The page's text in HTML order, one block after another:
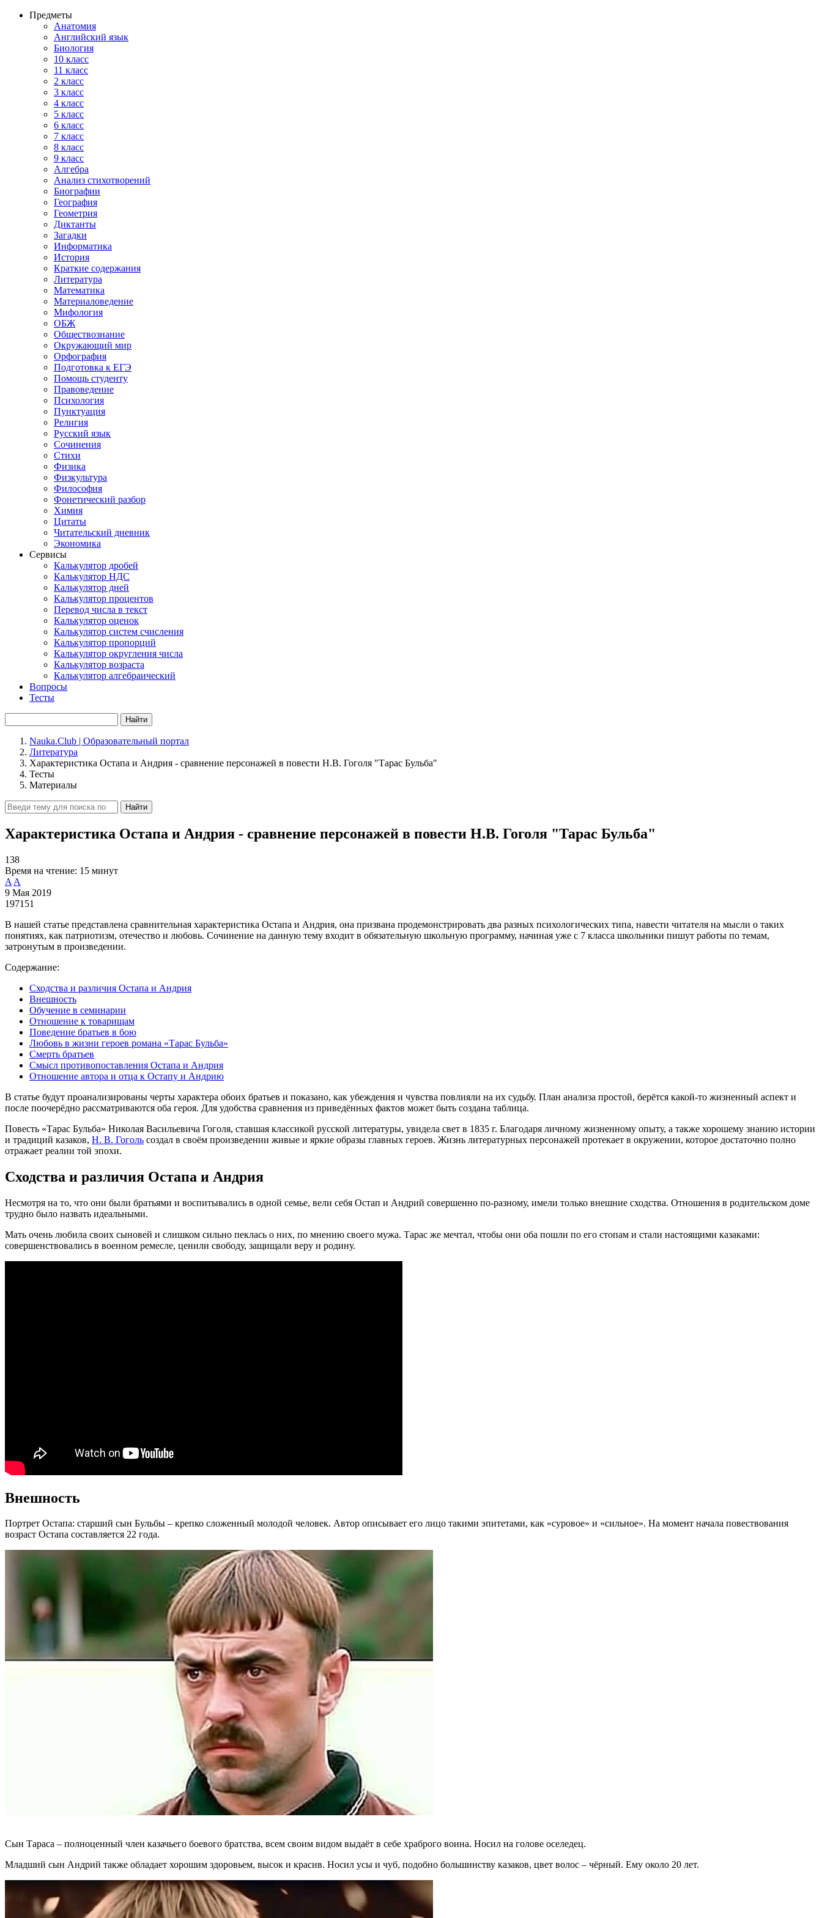
Предметы
Анатомия
Английский язык
Биология
10 класс
11 класс
2 класс
3 класс
4 класс
5 класс
6 класс
7 класс
8 класс
9 класс
Алгебра
Анализ стихотворений
Биографии
География
Геометрия
Диктанты
Загадки
Информатика
История
Краткие содержания
Литература
Математика
Материаловедение
Мифология
ОБЖ
Обществознание
Окружающий мир
Орфография
Подготовка к ЕГЭ
Помощь студенту
Правоведение
Психология
Пунктуация
Религия
Русский язык
Сочинения
Стихи
Физика
Физкультура
Философия
Фонетический разбор
Химия
Цитаты
Читательский дневник
Экономика
Сервисы
Калькулятор дробей
Калькулятор НДС
Калькулятор дней
Калькулятор процентов
Перевод числа в текст
Калькулятор оценок
Калькулятор систем счисления
Калькулятор пропорций
Калькулятор округления числа
Калькулятор возраста
Калькулятор алгебраический
Вопросы
Тесты
Найти
Nauka.Club | Образовательный портал
Литература
Характеристика Остапа и Андрия - сравнение персонажей в повести Н.В. Гоголя "Тарас Бульба"
Тесты
Материалы
Найти
Характеристика Остапа и Андрия - сравнение персонажей в повести Н.В. Гоголя "Тарас Бульба"
138
Время на чтение: 15 минут
A A
9 Мая 2019
197151
В нашей статье представлена сравнительная характеристика Остапа и Андрия, она призвана продемонстрировать два разных психологических типа, навести читателя на мысли о таких
понятиях, как патриотизм, отечество и любовь. Сочинение на данную тему входит в обязательную школьную программу, начиная уже с 7 класса школьники пишут работы по темам,
затронутым в произведении.
Содержание:
Сходства и различия Остапа и Андрия
Внешность
Обучение в семинарии
Отношение к товарищам
Поведение братьев в бою
Любовь в жизни героев романа «Тарас Бульба»
Смерть братьев
Смысл противопоставления Остапа и Андрия
Отношение автора и отца к Остапу и Андрию
В статье будут проанализированы черты характера обоих братьев и показано, как убеждения и чувства повлияли на их судьбу. План анализа простой, берётся какой-то жизненный аспект и
после поочерёдно рассматриваются оба героя. Для удобства сравнения из приведённых фактов может быть создана таблица.
Повесть «Тарас Бульба» Николая Васильевича Гоголя, ставшая классикой русской литературы, увидела свет в 1835 г. Благодаря личному жизненному опыту, а также хорошему знанию истории
и традиций казаков, Н. В. Гоголь создал в своём произведении живые и яркие образы главных героев. Жизнь литературных персонажей протекает в окружении, которое достаточно полно
отражает реалии той эпохи.
Сходства и различия Остапа и Андрия
Несмотря на то, что они были братьями и воспитывались в одной семье, вели себя Остап и Андрий совершенно по-разному, имели только внешние сходства. Отношения в родительском доме
трудно было назвать идеальными.
Мать очень любила своих сыновей и слишком сильно пеклась о них, по мнению своего мужа. Тарас же мечтал, чтобы они оба пошли по его стопам и стали настоящими казаками:
совершенствовались в военном ремесле, ценили свободу, защищали веру и родину.
Внешность
Портрет Остапа: старший сын Бульбы – крепко сложенный молодой человек. Автор описывает его лицо такими эпитетами, как «суровое» и «сильное». На момент начала повествования
возраст Остапа составляется 22 года.
Сын Тараса – полноценный член казачьего боевого братства, всем своим видом выдаёт в себе храброго воина. Носил на голове оселедец.
Младший сын Андрий также обладает хорошим здоровьем, высок и красив. Носил усы и чуб, подобно большинству казаков, цвет волос – чёрный. Ему около 20 лет.